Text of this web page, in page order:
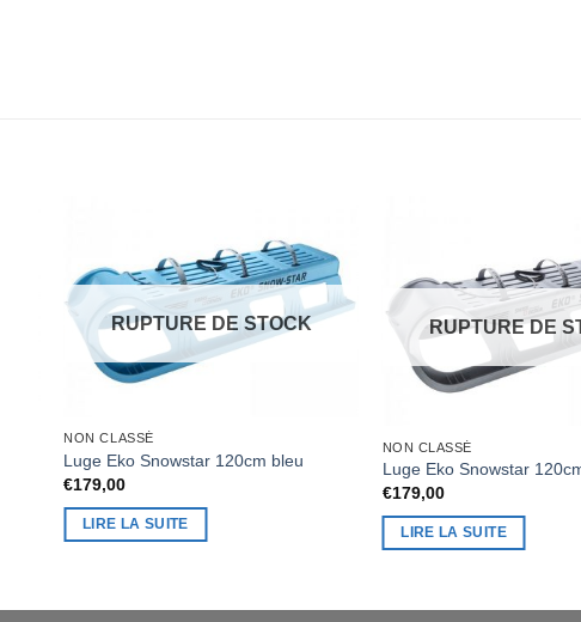
RUPTURE DE STOCK
NON CLASSÉ
Luge Eko Snowstar 120cm bleu
€179,00
LIRE LA SUITE
RUPTURE DE
NON CLASSÉ
Luge Eko Snowstar
€179,00
LIRE LA SUITE